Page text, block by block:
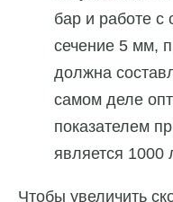
бар и работе с
сечение 5 мм,
должна
самом деле
показателем
является 1000
Чтобы увеличить